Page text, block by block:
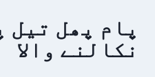
پام پھل تیل
نکالنے والا